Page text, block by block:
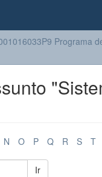
Programa
N O P Q R S T
Ir